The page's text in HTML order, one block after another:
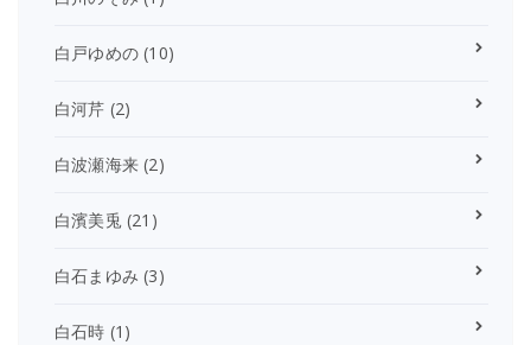
白戸ゆめの (10)
白河芹 (2)
白波瀬海来 (2)
白濱美兎(21)
白石まゆみ (3)
白石時 (1)